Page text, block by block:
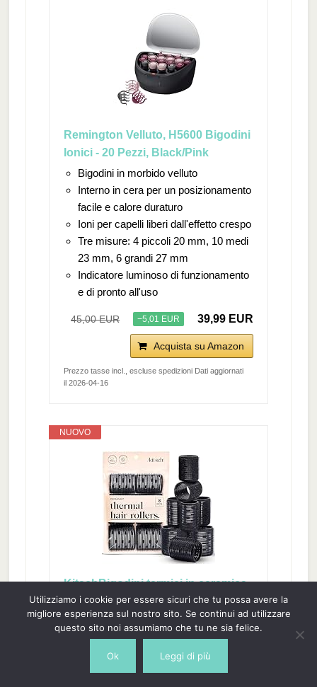
Remington Velluto, H5600 Bigodini
Ionici - 20 Pezzi, Black/Pink
Bigodini in morbido velluto
Interno in cera per un posizionamento
facile e calore duraturo
Ioni per capelli liberi dall'effetto crespo
Tre misure: 4 piccoli 20 mm, 10 medi
23 mm, 6 grandi 27 mm
Indicatore luminoso di funzionamento
e di pronto all'uso
45,00 EUR −5,01 EUR 39,99 EUR
Acquista su Amazon
Prezzo tasse incl., escluse spedizioni Dati aggiornati
il 2026-04-16
NUOVO
KitschBigodini termici in ceramica
per capelli da donna - Bigodini
autobloccanti - Per la notte -
Bigodini grandi volumizzanti per
capelli corti e lunghi, neri, 8 pezzi
BIGODINI TERMICI VOLUMIZZANTI
Utilizziamo i cookie per essere sicuri che tu possa avere la
migliore esperienza sul nostro sito. Se continui ad utilizzare
questo sito noi assumiamo che tu ne sia felice.
Ok Leggi di più